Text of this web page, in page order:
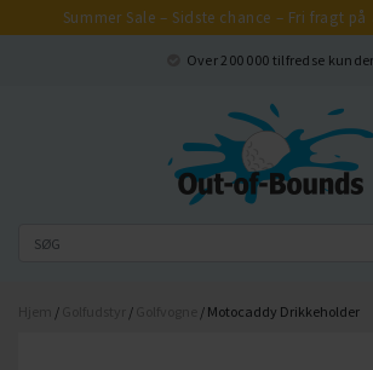
Summer Sale – Sidste chance – Fri fragt
Over 200 000 tilfredse kunder
/ / / Motocaddy Drikkeholder